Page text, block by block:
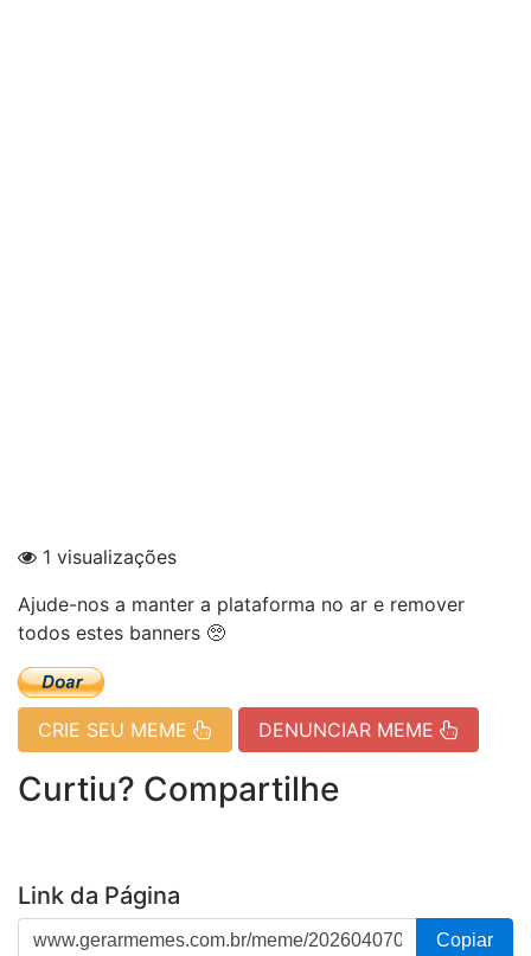
1 visualizações
Ajude-nos a manter a plataforma no ar e remover
todos estes banners 🥺
CRIE SEU MEME DENUNCIAR MEME
Curtiu? Compartilhe
Link da Página
Copiar